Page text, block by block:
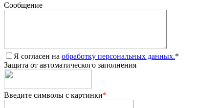
Сообщение
Я согласен на обработку персональных данных.*
Защита от автоматического заполнения
Введите символы с картинки*